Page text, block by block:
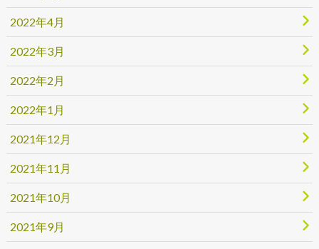
2022年4月
2022年3月
2022年2月
2022年1月
2021年12月
2021年11月
2021年10月
2021年9月